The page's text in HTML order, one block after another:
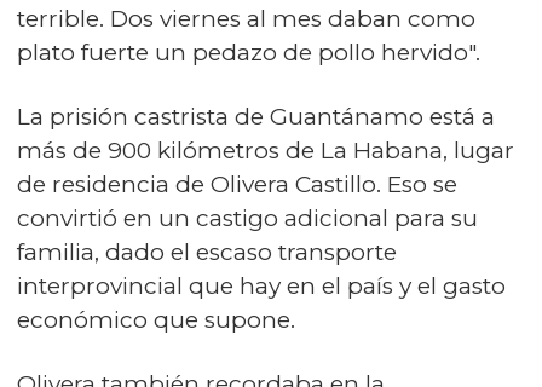
terrible. Dos viernes al mes daban como
plato fuerte un pedazo de pollo hervido".
La prisión castrista de Guantánamo está a
más de 900 kilómetros de La Habana, lugar
de residencia de Olivera Castillo. Eso se
convirtió en un castigo adicional para su
familia, dado el escaso transporte
interprovincial que hay en el país y el gasto
económico que supone.